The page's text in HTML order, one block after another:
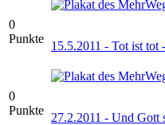
0
Punkte
15.5.2011 - Tot ist tot
0
Punkte
27.2.2011 - Und Gott